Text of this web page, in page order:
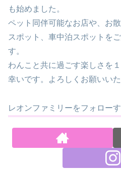
も始めました。
ペット同伴可能なお店や、お
スポット、車中泊スポットを
す。
わんこと共に過ごす楽しさを
幸いです。よろしくお願いいた
レオンファミリーをフォロー